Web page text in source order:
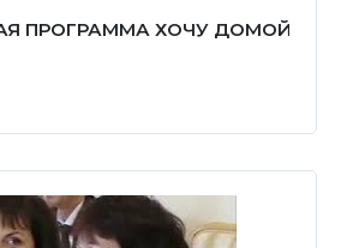
ПРОГРАММА ХОЧУ ДОМОЙ